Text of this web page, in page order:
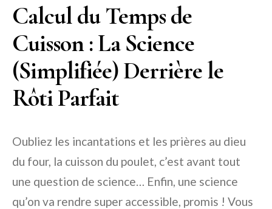
Calcul du Temps de
Cuisson : La Science
(Simplifiée) Derrière le
Rôti Parfait
Oubliez les incantations et les prières au dieu
du four, la cuisson du poulet, c’est avant tout
une question de science… Enfin, une science
qu’on va rendre super accessible, promis ! Vous